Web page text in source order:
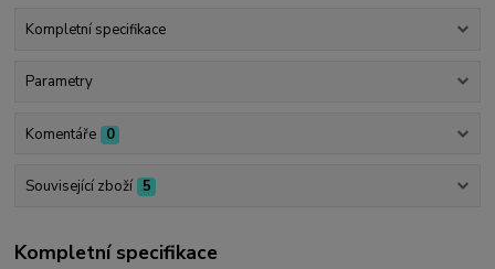
Kompletní specifikace
Parametry
Komentáře 0
Související zboží 5
Kompletní specifikace